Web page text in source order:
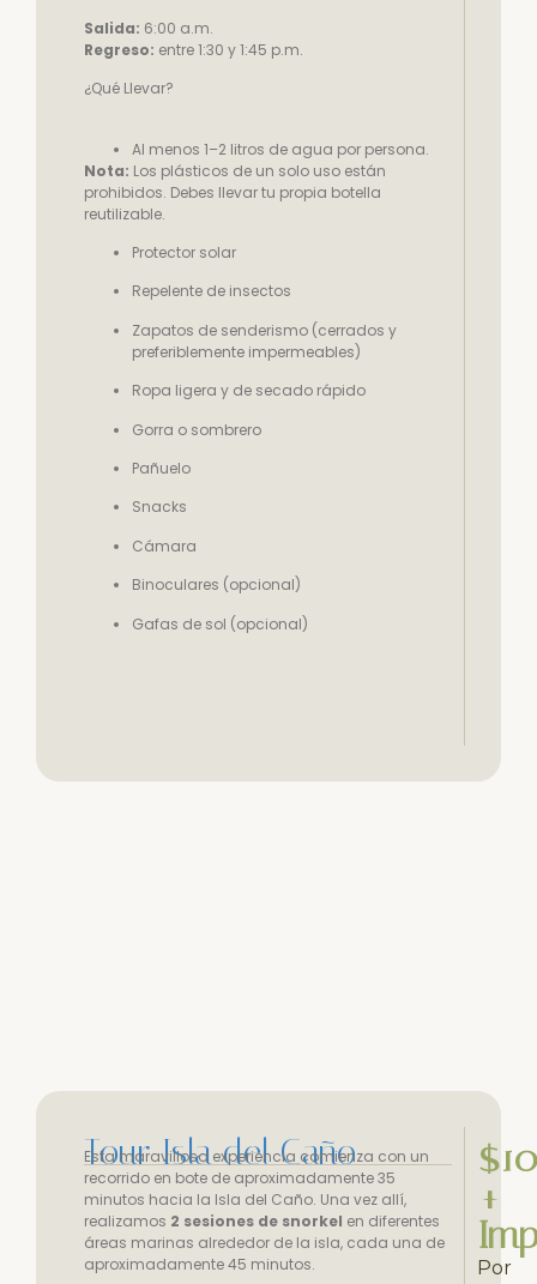
Salida: 6:00 a.m.
Regreso: entre 1:30 y 1:45 p.m.
¿Qué Llevar?
Al menos 1–2 litros de agua por persona.
Nota: Los plásticos de un solo uso están
prohibidos. Debes llevar tu propia botella
reutilizable.
Protector solar
Repelente de insectos
Zapatos de senderismo (cerrados y
preferiblemente impermeables)
Ropa ligera y de secado rápido
Gorra o sombrero
Pañuelo
Snacks
Cámara
Binoculares (opcional)
Gafas de sol (opcional)
Tour Isla del Caño
Esta maravillosa experiencia comienza con un
recorrido en bote de aproximadamente 35
minutos hacia la Isla del Caño. Una vez allí,
realizamos 2 sesiones de snorkel en diferentes
áreas marinas alrededor de la isla, cada una de
aproximadamente 45 minutos.
+
Por